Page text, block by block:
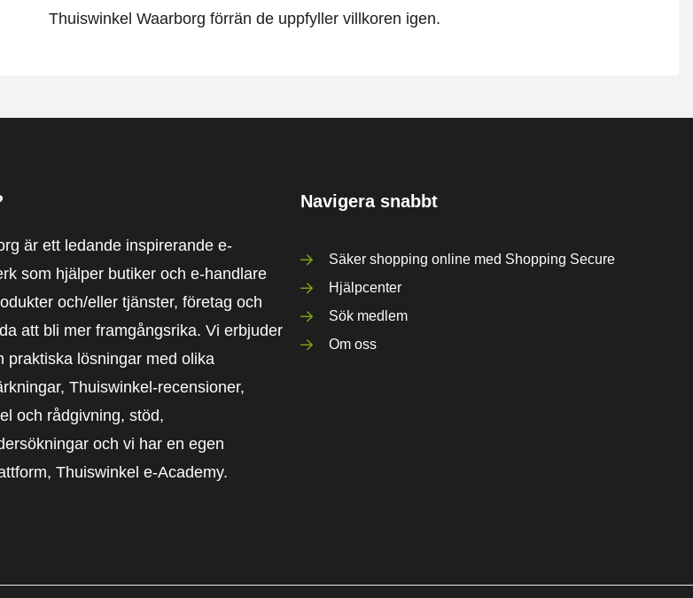
Thuiswinkel Waarborg förrän de uppfyller villkoren igen.
är ett ledande inspirerande e-
som hjälper butiker och e-handlare
och/eller tjänster, företag och
att bli mer framgångsrika. Vi erbjuder
praktiska lösningar med olika
Thuiswinkel-recensioner,
och rådgivning, stöd,
och vi har en egen
Thuiswinkel e-Academy.
Navigera snabbt
Säker shopping online med Shopping Secure
Hjälpcenter
Sök medlem
Om oss